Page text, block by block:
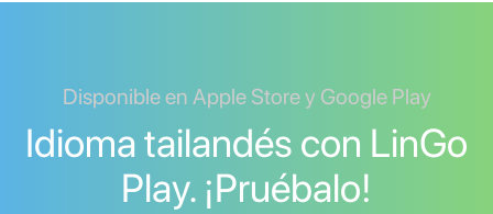
Disponible en Apple Store y Google Play
Idioma tailandés con LinGo
Play. ¡Pruébalo!